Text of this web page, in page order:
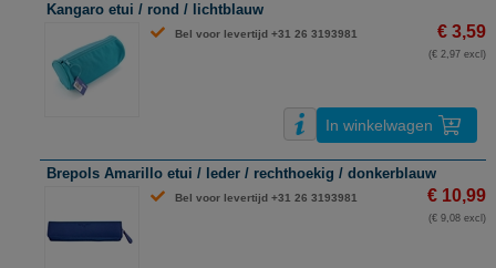
Kangaro etui / rond / lichtblauw
Bel voor levertijd +31 26 3193981 € 3,59
(€ 2,97 excl)
In winkelwagen
Brepols Amarillo etui / leder / rechthoekig / donkerblauw
Bel voor levertijd +31 26 3193981 € 10,99
(€ 9,08 excl)